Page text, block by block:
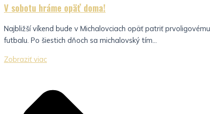
V sobotu hráme opäť doma!
Najbližší víkend bude v Michalovciach opäť patriť prvoligovému
futbalu. Po šiestich dňoch sa michalovský tím...
Zobraziť viac